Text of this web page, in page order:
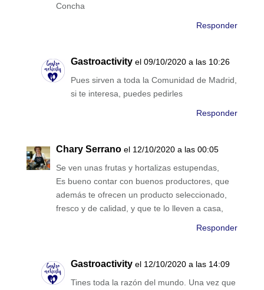
Concha
Responder
Gastroactivity el 09/10/2020 a las 10:26
Pues sirven a toda la Comunidad de Madrid,
si te interesa, puedes pedirles
Responder
Chary Serrano el 12/10/2020 a las 00:05
Se ven unas frutas y hortalizas estupendas,
Es bueno contar con buenos productores, que
además te ofrecen un producto seleccionado,
fresco y de calidad, y que te lo lleven a casa,
Responder
Gastroactivity el 12/10/2020 a las 14:09
Tines toda la razón del mundo. Una vez que